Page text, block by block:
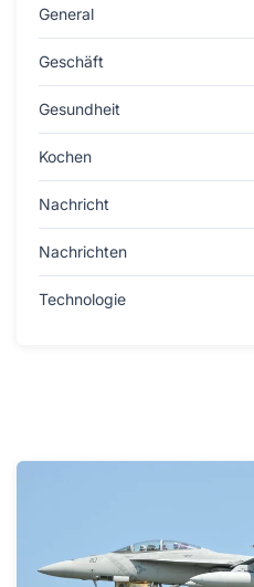
General
Geschäft
Gesundheit
Kochen
Nachricht
Nachrichten
Technologie